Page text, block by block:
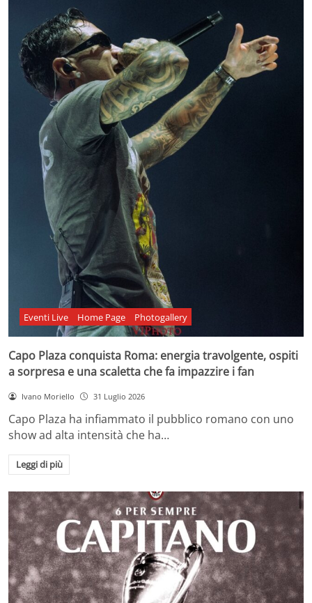
Eventi Live Home Page Photogallery
Capo Plaza conquista Roma: energia travolgente, ospiti
a sorpresa e una scaletta che fa impazzire i fan
Ivano Moriello 31 Luglio 2026
Capo Plaza ha infiammato il pubblico romano con uno
show ad alta intensità che ha…
Leggi di più